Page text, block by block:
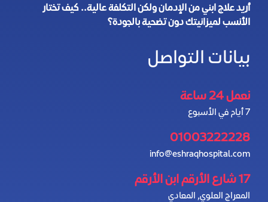
أريد علاج ابني من الإدمان ولكن التكلفة عالية.. كيف تختار
الأنسب لميزانيتك دون تضحية بالجودة؟
بيانات التواصل
نعمل 24 ساعة
7 أيام في الأسبوع
01003222228
info@eshraqhospital.com
17 شارع الأرقم ابن الأرقم
المعراج العلوي, المعادي